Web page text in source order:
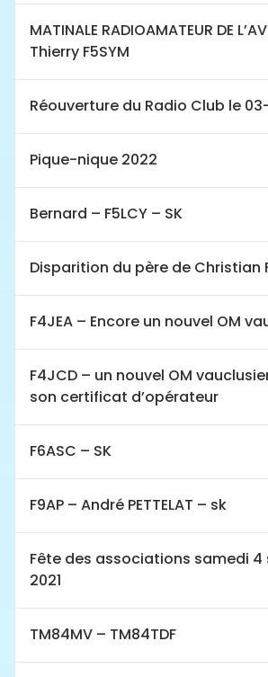
MATINALE RADIOAMATEUR DE
Thierry F5SYM
Réouverture du Radio Club le
Pique-nique 2022
Bernard – F5LCY – SK
Disparition du père de Christian
F4JEA – Encore un nouvel OM
F4JCD – un nouvel OM
son certificat d’opérateur
F6ASC – SK
F9AP – André PETTELAT – sk
Fête des associations samedi
2021
TM84MV – TM84TDF